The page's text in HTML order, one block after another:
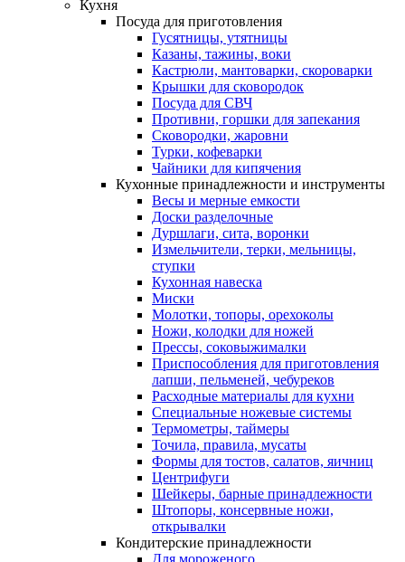
Кухня
Посуда для приготовления
Гусятницы, утятницы
Казаны, тажины, воки
Кастрюли, мантоварки, скороварки
Крышки для сковородок
Посуда для СВЧ
Противни, горшки для запекания
Сковородки, жаровни
Турки, кофеварки
Чайники для кипячения
Кухонные принадлежности и инструменты
Весы и мерные емкости
Доски разделочные
Дуршлаги, сита, воронки
Измельчители, терки, мельницы,
ступки
Кухонная навеска
Миски
Молотки, топоры, орехоколы
Ножи, колодки для ножей
Прессы, соковыжималки
Приспособления для приготовления
лапши, пельменей, чебуреков
Расходные материалы для кухни
Специальные ножевые системы
Термометры, таймеры
Точила, правила, мусаты
Формы для тостов, салатов, яичниц
Центрифуги
Шейкеры, барные принадлежности
Штопоры, консервные ножи,
открывалки
Кондитерские принадлежности
Для мороженого